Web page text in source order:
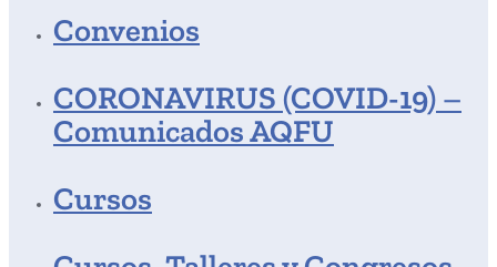
Convenios
CORONAVIRUS (COVID-19) –
Comunicados AQFU
Cursos